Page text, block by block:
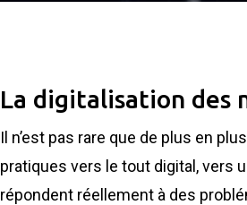
La digitalisation des
Il n’est pas rare que de plus en
pratiques vers le tout digital, vers
répondent réellement à des